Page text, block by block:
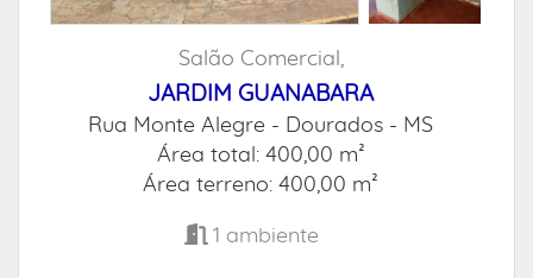
Salão Comercial,
JARDIM GUANABARA
Rua Monte Alegre - Dourados - MS
Área total: 400,00 m²
Área terreno: 400,00 m²
1 ambiente